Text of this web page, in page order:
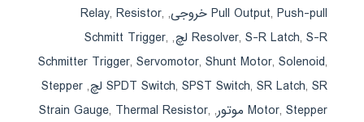
Pull Output,Push-pull خروجی ,
Relay,Resistor,
Resolver,S-R Latch,S-R لچ ,
Schmitt Trigger,
Schmitter Trigger,Servomotor,Shunt Motor,Solenoid,
SPDT Switch,SPST Switch,SR Latch,SR لچ ,
Stepper
Motor,Stepper موتور ,
Strain Gauge, Thermal Resistor,